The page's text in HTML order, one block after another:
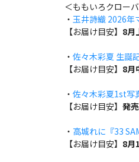
＜ももいろクロー
・ 玉井詩織 2026年
【お届け目安】 8月
・ 佐々木彩夏 生誕
【お届け目安】 8月
・ 佐々木彩夏1st写
【お届け目安】 発
・ 高城れに『33
【お届け目安】 8月